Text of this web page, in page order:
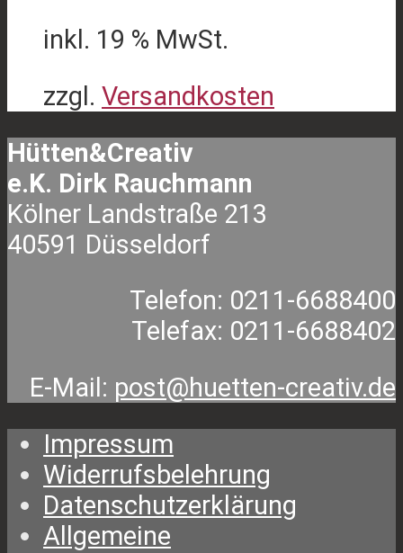
können
der
Produktseite
gewählt
werden
inkl. 19 % MwSt.
zzgl. Versandkosten
Hütten&Creativ
e.K. Dirk Rauchmann
Kölner Landstraße 213
40591 Düsseldorf
Telefon: 0211-6688400
Telefax: 0211-6688402
E-Mail: post@huetten-creativ.de
Impressum
Widerrufsbelehrung
Datenschutzerklärung
Allgemeine